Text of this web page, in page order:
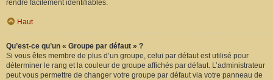
rendre facilement identifiables.
Haut
Qu’est-ce qu’un « Groupe par défaut » ?
Si vous êtes membre de plus d’un groupe, celui par défaut est utilisé pour
déterminer le rang et la couleur de groupe affichés par défaut. L’administrateur
peut vous permettre de changer votre groupe par défaut via votre panneau de